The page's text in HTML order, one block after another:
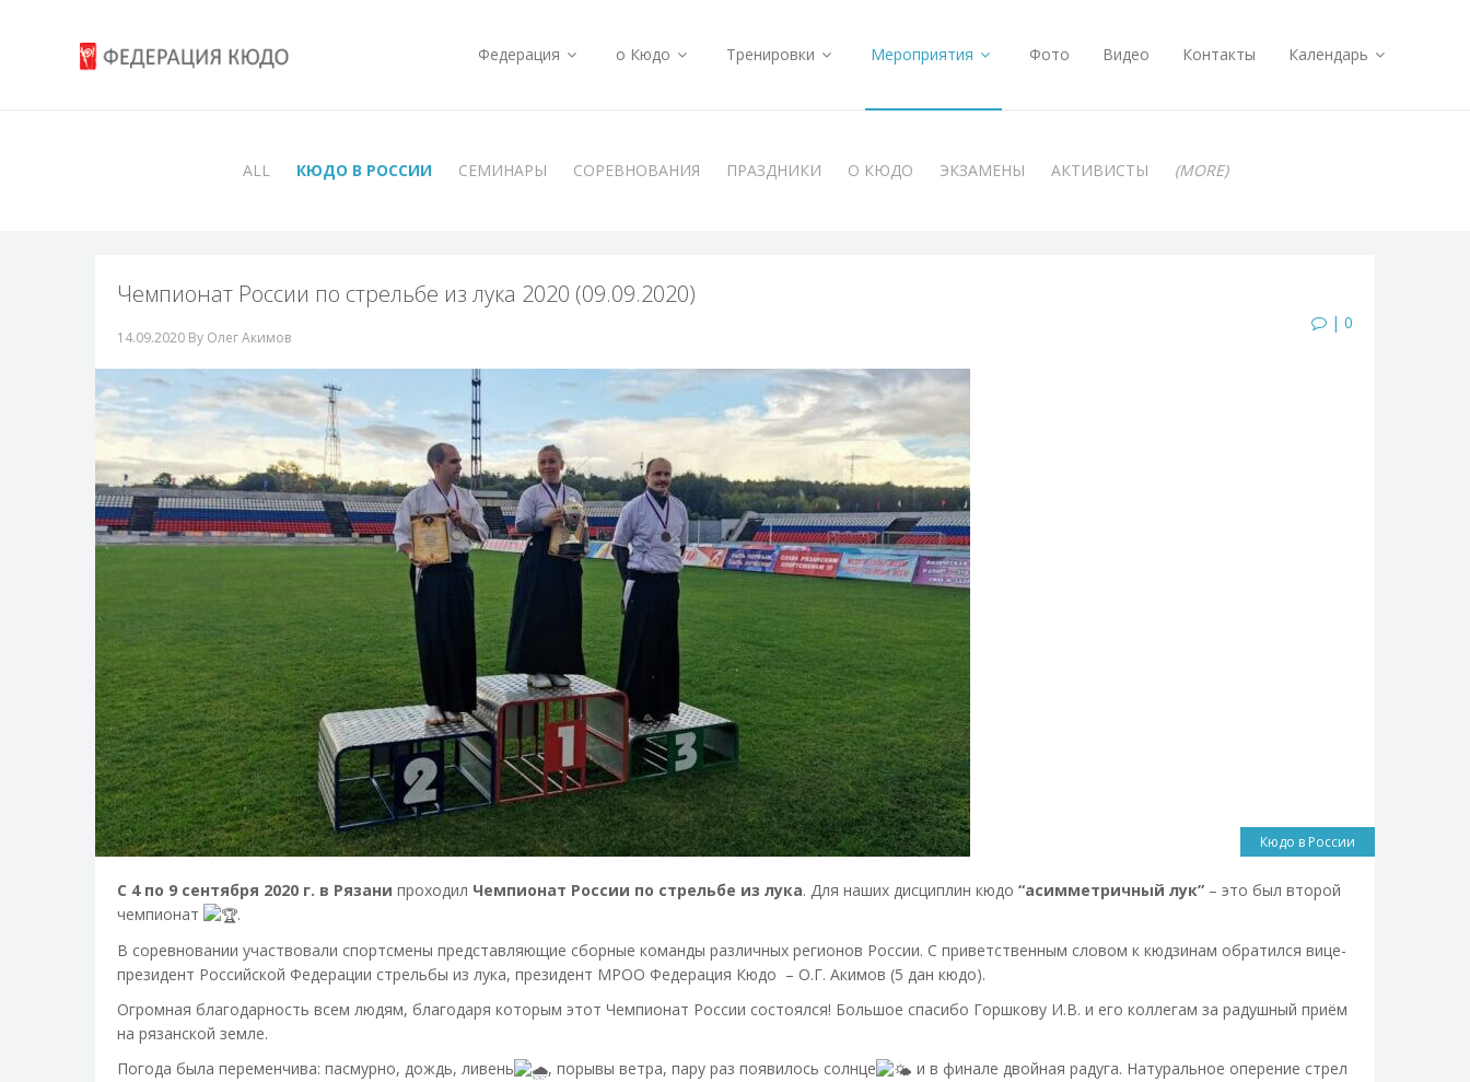
Федерация о Кюдо Тренировки Мероприятия Фото Видео Контакты Календарь
ALL КЮДО В РОССИИ СЕМИНАРЫ СОРЕВНОВАНИЯ ПРАЗДНИКИ О КЮДО ЭКЗАМЕНЫ АКТИВИСТЫ (MORE)
Чемпионат России по стрельбе из лука 2020 (09.09.2020)
14.09.2020 By Олег Акимов
| 0
Кюдо в России
С 4 по 9 сентября 2020 г. в Рязани проходил Чемпионат России по стрельбе из лука. Для наших дисциплин кюдо “асимметричный лук” – это был второй
чемпионат
.
В соревновании участвовали спортсмены представляющие сборные команды различных регионов России. С приветственным словом к кюдзинам обратился вице-
президент Российской Федерации стрельбы из лука, президент МРОО Федерация Кюдо – О.Г. Акимов (5 дан кюдо).
Огромная благодарность всем людям, благодаря которым этот Чемпионат России состоялся! Большое спасибо Горшкову И.В. и его коллегам за радушный приём
на рязанской земле.
Погода была переменчива: пасмурно, дождь, ливень
, порывы ветра, пару раз появилось солнце
и в финале двойная радуга. Натуральное оперение стрел